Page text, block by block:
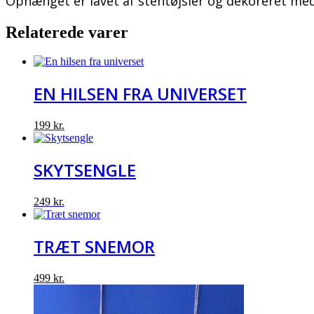
Relaterede varer
EN HILSEN FRA UNIVERSET
199 kr.
SKYTSENGLE
249 kr.
TRÆT SNEMOR
499 kr.